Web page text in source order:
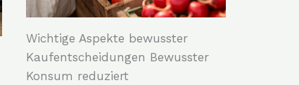
Wichtige Aspekte bewusster
Kaufentscheidungen Bewusster
Konsum reduziert